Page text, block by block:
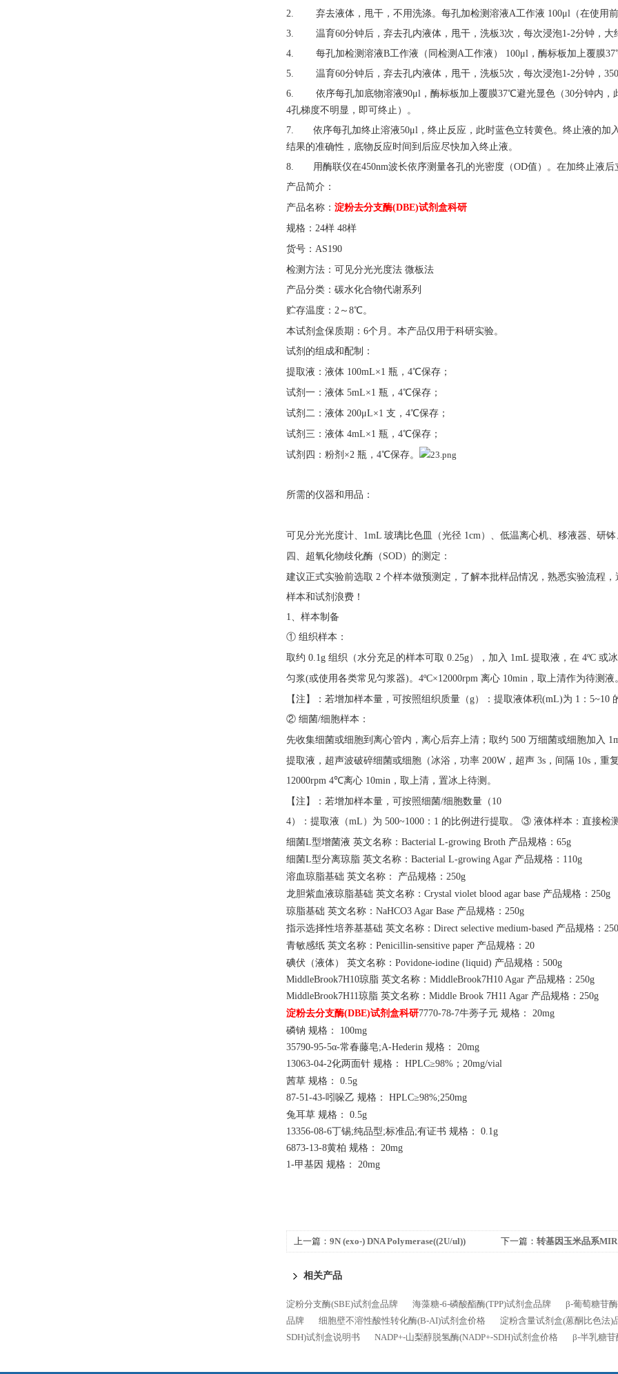
2. 弃去液体，甩干，不用洗涤。每孔加检测溶液A工作液 100μl（在使用前
3. 温育60分钟后，弃去孔内液体，甩干，洗板3次，每次浸泡1-2分钟，大
4. 每孔加检测溶液B工作液（同检测A工作液） 100μl，酶标板加上覆膜
5. 温育60分钟后，弃去孔内液体，甩干，洗板5次，每次浸泡1-2分钟，
6. 依序每孔加底物溶液90μl，酶标板加上覆膜37℃避光显色（30分钟内，
4孔梯度不明显，即可终止）。
7. 依序每孔加终止溶液50μl，终止反应，此时蓝色立转黄色。终止液的加
结果的准确性，底物反应时间到后应尽快加入终止液。
8. 用酶联仪在450nm波长依序测量各孔的光密度（OD值）。在加终止液后
产品简介：
产品名称： 淀粉去分支酶(DBE)试剂盒科研
规格： 24样 48样
货号： AS190
检测方法：可见分光光度法 微板法
产品分类：碳水化合物代谢系列
贮存温度： 2～8℃。
本试剂盒保质期： 6个月。 本产品仅用于科研实验。
试剂的组成和配制：
提取液：液体 100mL×1 瓶，4℃保存；
试剂一：液体 5mL×1 瓶，4℃保存；
试剂二：液体 200μL×1 支，4℃保存；
试剂三：液体 4mL×1 瓶，4℃保存；
试剂四：粉剂 ×2 瓶，4℃保存。
所需的仪器和用品：
可见分光光度计、 1mL 玻璃比色皿（光径 1cm）、低温离心机、移液器、研
四、超氧化物歧化酶（ SOD）的测定：
建议正式实验前选取 2 个样本做预测定，了解本批样品情况，熟悉实验流程，
样本和试剂浪费！
1、样本制备
① 组织样本：
取约 0.1g 组织（水分充足的样本可取 0.25g），加入 1mL 提取液，在 4ºC 或
匀浆(或使用各类常见匀浆器)。4ºC×12000rpm 离心 10min，取上清作为待测液
【注】：若增加样本量，可按照组织质量（g）：提取液体积(mL)为 1：5~10
② 细菌/细胞样本：
先收集细菌或细胞到离心管内，离心后弃上清；取约 500 万细菌或细胞加入
提取液，超声波破碎细菌或细胞（冰浴，功率 200W，超声 3s，间隔 10s，重
12000rpm 4℃离心 10min，取上清，置冰上待测。
【注】：若增加样本量，可按照细菌/细胞数量（10
4）：提取液（mL）为 500~1000：1 的比例进行提取。 ③ 液体样本：直接检
细菌L型增菌液 英文名称：Bacterial L-growing Broth 产品规格：65g
细菌L型分离琼脂 英文名称：Bacterial L-growing Agar 产品规格：110g
溶血琼脂基础 英文名称： 产品规格： 250g
龙胆紫血液琼脂基础 英文名称： Crystal violet blood agar base 产品规格：250g
琼脂基础 英文名称： NaHCO3 Agar Base 产品规格：250g
指示选择性培养基基础 英文名称： Direct selective medium-based 产品规格：
青敏感纸 英文名称： Penicillin-sensitive paper 产品规格：20
碘伏（液体） 英文名称： Povidone-iodine (liquid) 产品规格：500g
MiddleBrook7H10琼脂 英文名称：MiddleBrook7H10 Agar 产品规格：250g
MiddleBrook7H11琼脂 英文名称：Middle Brook 7H11 Agar 产品规格：250g
淀粉去分支酶(DBE)试剂盒科研7770-78-7牛蒡子元 规格： 20mg
磷钠 规格：
100mg
35790-95-5α-常春藤皂;A-Hederin 规格： 20mg
13063-04-2化两面针 规格： HPLC≥98%；20mg/vial
茜草 规格：
0.5g
87-51-43-吲哚乙 规格： HPLC≥98%;250mg
兔耳草 规格：
0.5g
13356-08-6丁锡;纯品型;标准品;有证书 规格： 0.1g
6873-13-8黄柏 规格： 20mg
1-甲基因 规格： 20mg
上一篇： 9N (exo-) DNA Polymerase((2U/ul)) 下一篇： 转基因玉米品系
相关产品
淀粉分支酶(SBE)试剂盒品牌 海藻糖-6-磷酸酯酶(TPP)试剂盒品牌 β-葡萄糖苷
品牌
细胞壁不溶性酸性转化酶(B-AI)试剂盒价格 淀粉含量试剂盒(蒽酮比色法)
SDH)试剂盒说明书
NADP+-山梨醇脱氢酶(NADP+-SDH)试剂盒价格 β-半乳糖